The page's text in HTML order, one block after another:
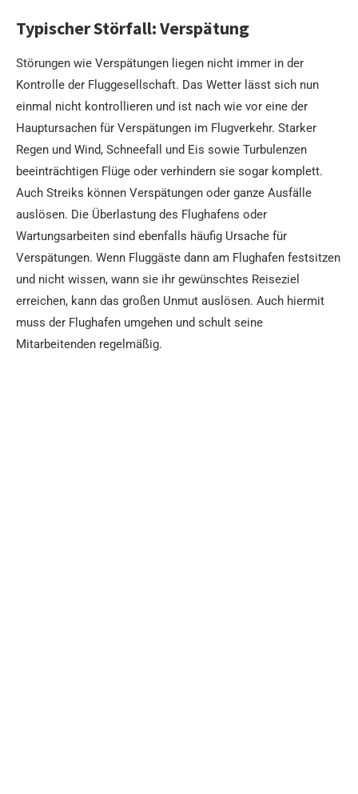
Typischer Störfall: Verspätung
Störungen wie Verspätungen liegen nicht immer in der
Kontrolle der Fluggesellschaft. Das Wetter lässt sich nun
einmal nicht kontrollieren und ist nach wie vor eine der
Hauptursachen für Verspätungen im Flugverkehr. Starker
Regen und Wind, Schneefall und Eis sowie Turbulenzen
beeinträchtigen Flüge oder verhindern sie sogar komplett.
Auch Streiks können Verspätungen oder ganze Ausfälle
auslösen. Die Überlastung des Flughafens oder
Wartungsarbeiten sind ebenfalls häufig Ursache für
Verspätungen. Wenn Fluggäste dann am Flughafen festsitzen
und nicht wissen, wann sie ihr gewünschtes Reiseziel
erreichen, kann das großen Unmut auslösen. Auch hiermit
muss der Flughafen umgehen und schult seine
Mitarbeitenden regelmäßig.